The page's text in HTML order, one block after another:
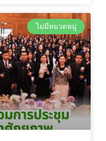
ไม่มีหมวดหมู่